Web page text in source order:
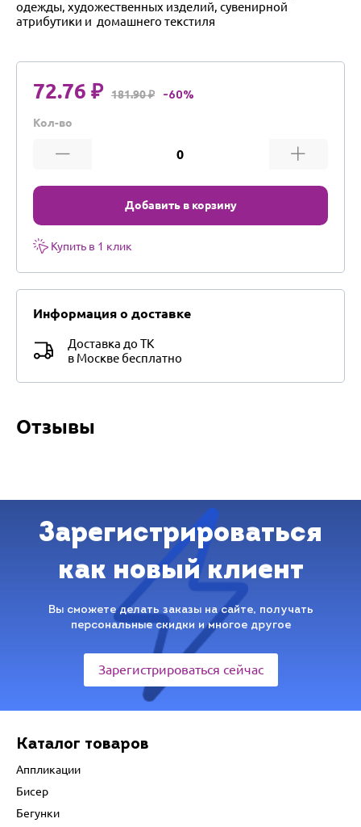
одежды, художественных изделий, сувенирной
атрибутики и домашнего текстиля
72.76 ₽ 181.90 ₽ -60%
Кол-во
Добавить в корзину
Купить в 1 клик
Информация о доставке
Доставка до ТК
в Москве бесплатно
Отзывы
Зарегистрироваться
как новый клиент
Вы сможете делать заказы на сайте, получать
персональные скидки и многое другое
Зарегистрироваться сейчас
Каталог товаров
Аппликации
Бисер
Бегунки